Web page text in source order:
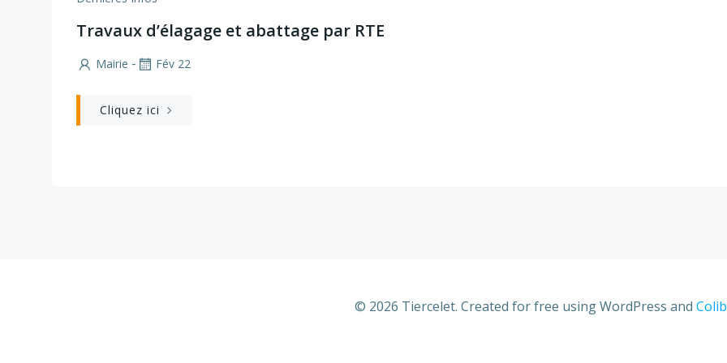
Travaux d’élagage et abattage par RTE
Mairie - Fév 22
Cliquez ici
© 2026 Tiercelet. Created for free using WordPress and